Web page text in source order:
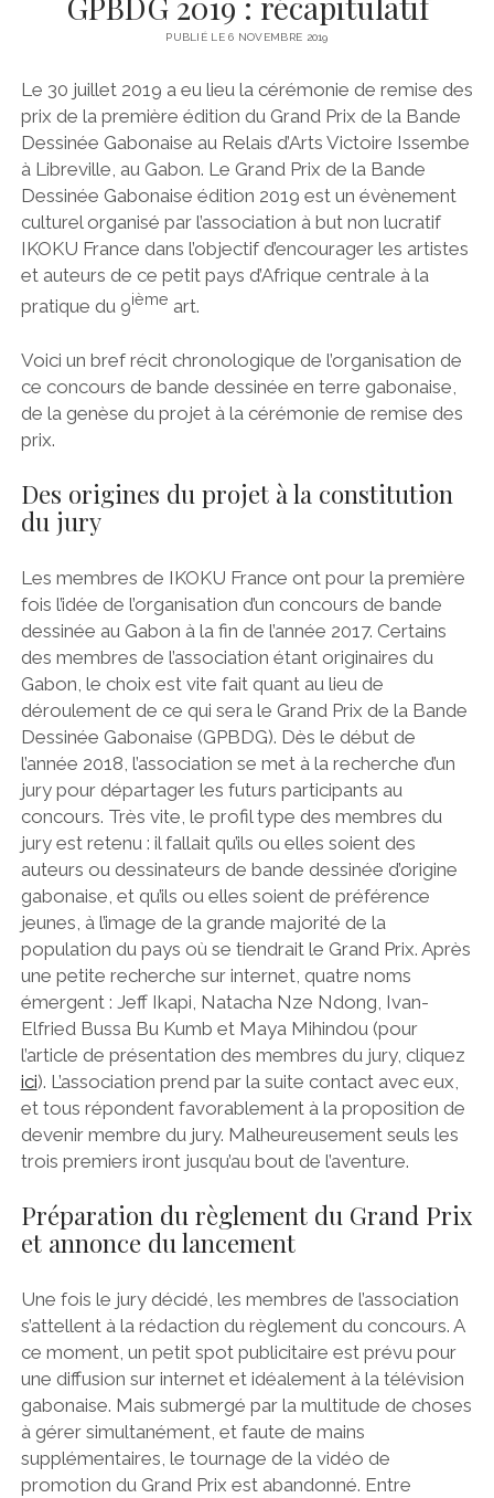
PUBLIÉ LE 6 NOVEMBRE 2019
Le 30 juillet 2019 a eu lieu la cérémonie de remise des
prix de la première édition du Grand Prix de la Bande
Dessinée Gabonaise au Relais d’Arts Victoire Issembe
à Libreville, au Gabon. Le Grand Prix de la Bande
Dessinée Gabonaise édition 2019 est un évènement
culturel organisé par l’association à but non lucratif
IKOKU France dans l’objectif d’encourager les artistes
et auteurs de ce petit pays d’Afrique centrale à la
pratique du 9ième art.
Voici un bref récit chronologique de l’organisation de
ce concours de bande dessinée en terre gabonaise,
de la genèse du projet à la cérémonie de remise des
prix.
Des origines du projet à la constitution
du jury
Les membres de IKOKU France ont pour la première
fois l’idée de l’organisation d’un concours de bande
dessinée au Gabon à la fin de l’année 2017. Certains
des membres de l’association étant originaires du
Gabon, le choix est vite fait quant au lieu de
déroulement de ce qui sera le Grand Prix de la Bande
Dessinée Gabonaise (GPBDG). Dès le début de
l’année 2018, l’association se met à la recherche d’un
jury pour départager les futurs participants au
concours. Très vite, le profil type des membres du
jury est retenu : il fallait qu’ils ou elles soient des
auteurs ou dessinateurs de bande dessinée d’origine
gabonaise, et qu’ils ou elles soient de préférence
jeunes, à l’image de la grande majorité de la
population du pays où se tiendrait le Grand Prix. Après
une petite recherche sur internet, quatre noms
émergent : Jeff Ikapi, Natacha Nze Ndong, Ivan-
Elfried Bussa Bu Kumb et Maya Mihindou (pour
l’article de présentation des membres du jury, cliquez
ici). L’association prend par la suite contact avec eux,
et tous répondent favorablement à la proposition de
devenir membre du jury. Malheureusement seuls les
trois premiers iront jusqu’au bout de l’aventure.
Préparation du règlement du Grand Prix
et annonce du lancement
Une fois le jury décidé, les membres de l’association
s’attellent à la rédaction du règlement du concours. A
ce moment, un petit spot publicitaire est prévu pour
une diffusion sur internet et idéalement à la télévision
gabonaise. Mais submergé par la multitude de choses
à gérer simultanément, et faute de mains
supplémentaires, le tournage de la vidéo de
promotion du Grand Prix est abandonné. Entre